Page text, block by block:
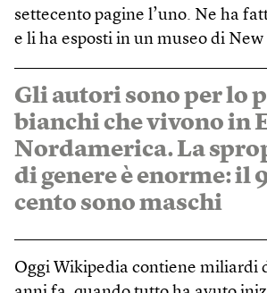
settecento pagine l’uno. Ne ha
e li ha esposti in un museo di New
Gli autori sono per lo
bianchi che vivono in
Nordamerica. La
di genere è enorme: il
cento sono maschi
Oggi Wikipedia contiene miliardi